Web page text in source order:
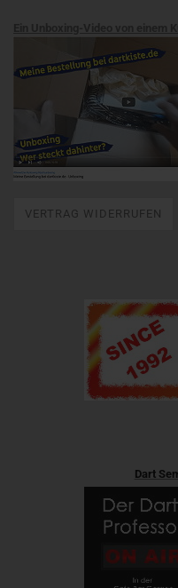
VERTRAG WIDERRUFEN
Dart